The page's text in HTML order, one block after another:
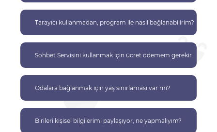
Tarayıcı kullanmadan, program ile nasıl bağlanabilirim?
Sohbet Servisini kullanmak için ücret ödemem gerekir
Odalara bağlanmak için yaş sınırlaması var mı?
Birileri kişisel bilgilerimi paylaşıyor, ne yapmalıyım?